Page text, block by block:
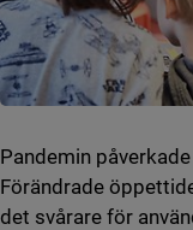
Pandemin
Förändrade
det svårare för